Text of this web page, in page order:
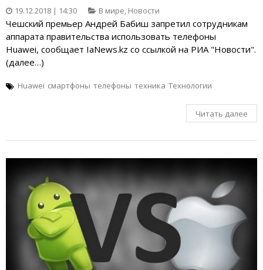
19.12.2018 | 14:30 В мире, Новости
Чешский премьер Андрей Бабиш запретил сотрудникам
аппарата правительства использовать телефоны
Huawei, сообщает IaNews.kz со ссылкой на РИА "Новости".
(далее…)
Huawei смартфоны телефоны техника Технологии
Читать далее